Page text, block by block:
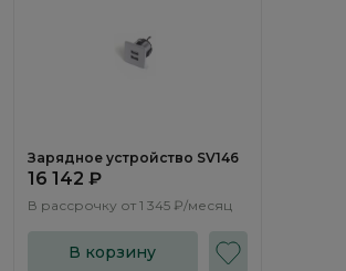
Зарядное устройство SV146
16 142 ₽
В рассрочку от 1 345 ₽/месяц
В корзину